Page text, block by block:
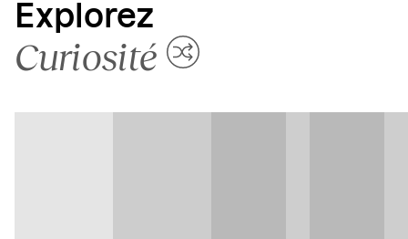
Explorez
Curiosité